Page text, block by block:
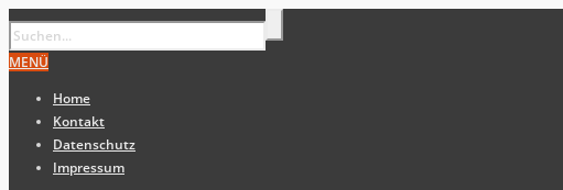
MENÜ
Home
Kontakt
Datenschutz
Impressum